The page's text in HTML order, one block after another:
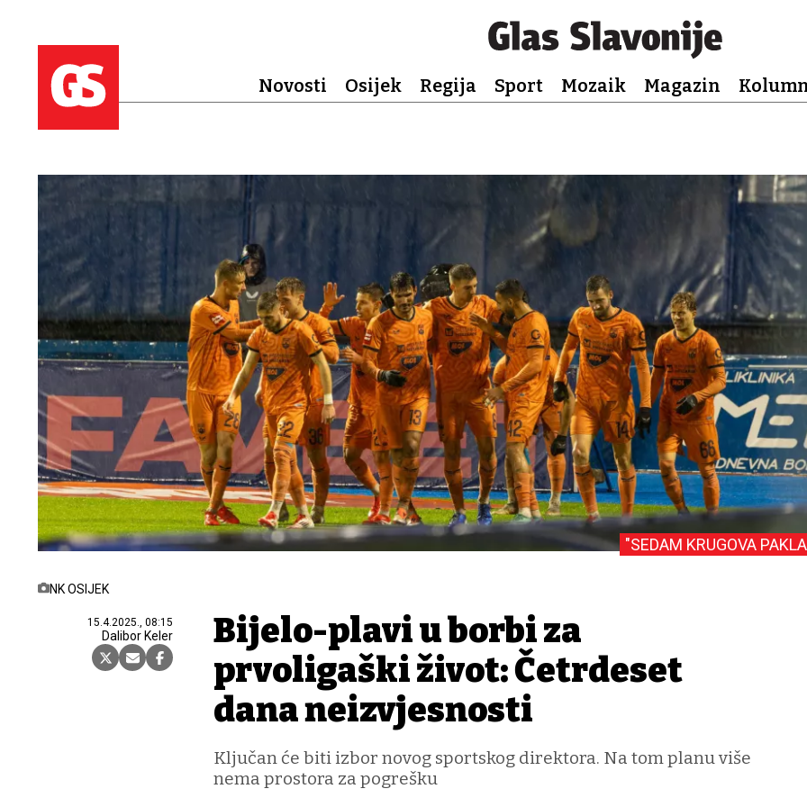
Novosti Osijek Regija Sport Mozaik Magazin
NK OSIJEK
15.4.2025., 08:15
Dalibor Keler
"SEDAM KRUGOVA
Bijelo-plavi u borbi za
prvoligaški život: Četrdeset
dana neizvjesnosti
Ključan će biti izbor novog sportskog direktora. Na tom planu više
nema prostora za pogrešku